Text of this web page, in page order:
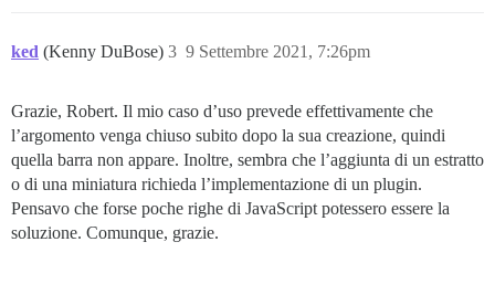
ked (Kenny DuBose) 9 Settembre 2021, 7:26pm
3
Grazie, Robert. Il mio caso d’uso prevede effettivamente che
l’argomento venga chiuso subito dopo la sua creazione, quindi
quella barra non appare. Inoltre, sembra che l’aggiunta di un estratto
o di una miniatura richieda l’implementazione di un plugin.
Pensavo che forse poche righe di JavaScript potessero essere la
soluzione. Comunque, grazie.